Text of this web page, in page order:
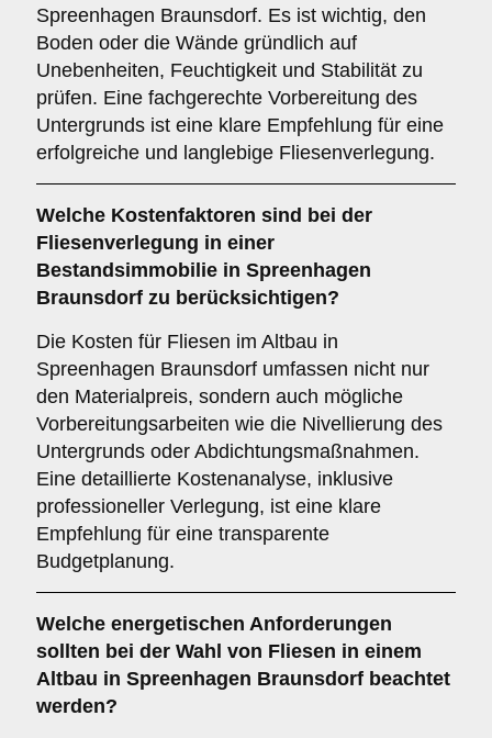
Spreenhagen Braunsdorf. Es ist wichtig, den
Boden oder die Wände gründlich auf
Unebenheiten, Feuchtigkeit und Stabilität zu
prüfen. Eine fachgerechte Vorbereitung des
Untergrunds ist eine klare Empfehlung für eine
erfolgreiche und langlebige Fliesenverlegung.
Welche Kostenfaktoren sind bei der
Fliesenverlegung in einer
Bestandsimmobilie in Spreenhagen
Braunsdorf zu berücksichtigen?
Die Kosten für Fliesen im Altbau in
Spreenhagen Braunsdorf umfassen nicht nur
den Materialpreis, sondern auch mögliche
Vorbereitungsarbeiten wie die Nivellierung des
Untergrunds oder Abdichtungsmaßnahmen.
Eine detaillierte Kostenanalyse, inklusive
professioneller Verlegung, ist eine klare
Empfehlung für eine transparente
Budgetplanung.
Welche energetischen Anforderungen
sollten bei der Wahl von Fliesen in einem
Altbau in Spreenhagen Braunsdorf beachtet
werden?